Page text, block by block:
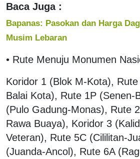
Baca Juga :
Bapanas: Pasokan dan Harga
Musim Lebaran
• Rute Menuju Monumen
Koridor 1 (Blok M-Kota),
Balai Kota), Rute 1P (Senen-
(Pulo Gadung-Monas), Rute
Rawa Buaya), Koridor 3
Veteran), Rute 5C (Cililitan-
(Juanda-Ancol), Rute 6A